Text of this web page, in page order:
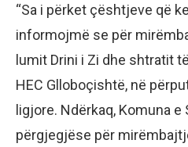
“Sa i përket çështjeve që
informojmë se për
lumit Drini i Zi dhe shtratit
HEC Glloboçishtë, në
ligjore. Ndërkaq, Komuna
përgjegjëse për